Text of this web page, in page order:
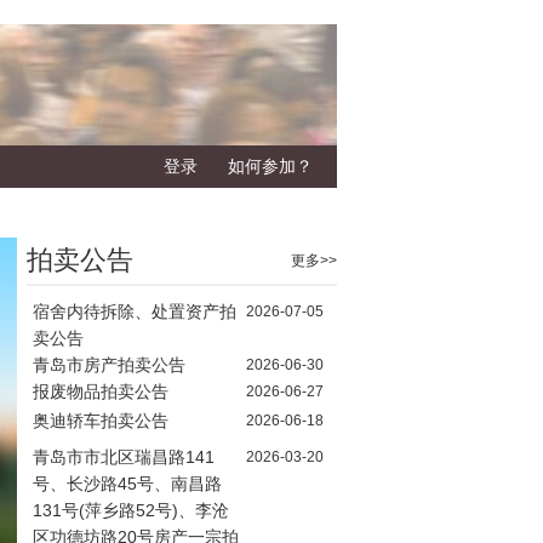
登录 如何参加？
拍卖公告 更多>>
宿舍内待拆除、处置资产拍
卖公告
2026-07-05
青岛市房产拍卖公告 2026-06-30
报废物品拍卖公告 2026-06-27
奥迪轿车拍卖公告 2026-06-18
青岛市市北区瑞昌路141
号、长沙路45号、南昌路
131号(萍乡路52号)、李沧
区功德坊路20号房产一宗拍
2026-03-20